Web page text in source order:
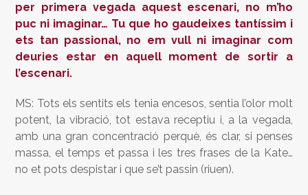
per primera vegada aquest escenari, no m’ho
puc ni imaginar… Tu que ho gaudeixes tantíssim i
ets tan passional, no em vull ni imaginar com
deuries estar en aquell moment de sortir a
l’escenari.
MS: Tots els sentits els tenia encesos, sentia l’olor molt
potent, la vibració, tot estava receptiu i, a la vegada,
amb una gran concentració perquè, és clar, si penses
massa, el temps et passa i les tres frases de la Kate…
no et pots despistar i que se’t passin (riuen).